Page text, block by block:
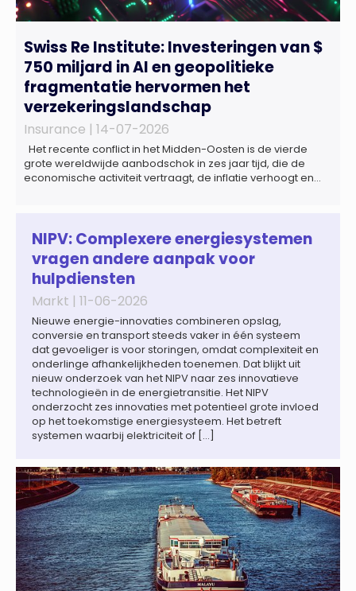
Swiss Re Institute: Investeringen van $
750 miljard in AI en geopolitieke
fragmentatie hervormen het
verzekeringslandschap
Insurance | 14-07-2026
Het recente conflict in het Midden-Oosten is de vierde
grote wereldwijde aanbodschok in zes jaar tijd, die de
economische activiteit vertraagt, de inflatie verhoogt en
wereldwijd naar verwachting afnemen tot 1,3% in reële
termen in […]
NIPV: Complexere energiesystemen
vragen andere aanpak voor
hulpdiensten
Markt | 11-06-2026
Nieuwe energie-innovaties combineren opslag,
conversie en transport steeds vaker in één systeem
dat gevoeliger is voor storingen, omdat complexiteit en
onderlinge afhankelijkheden toenemen. Dat blijkt uit
nieuw onderzoek van het NIPV naar zes innovatieve
technologieën in de energietransitie. Het NIPV
onderzocht zes innovaties met potentieel grote invloed
op het toekomstige energiesysteem. Het betreft
systemen waarbij elektriciteit of […]